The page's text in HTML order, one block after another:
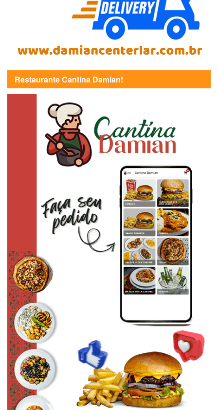
Restaurante Cantina Damian!